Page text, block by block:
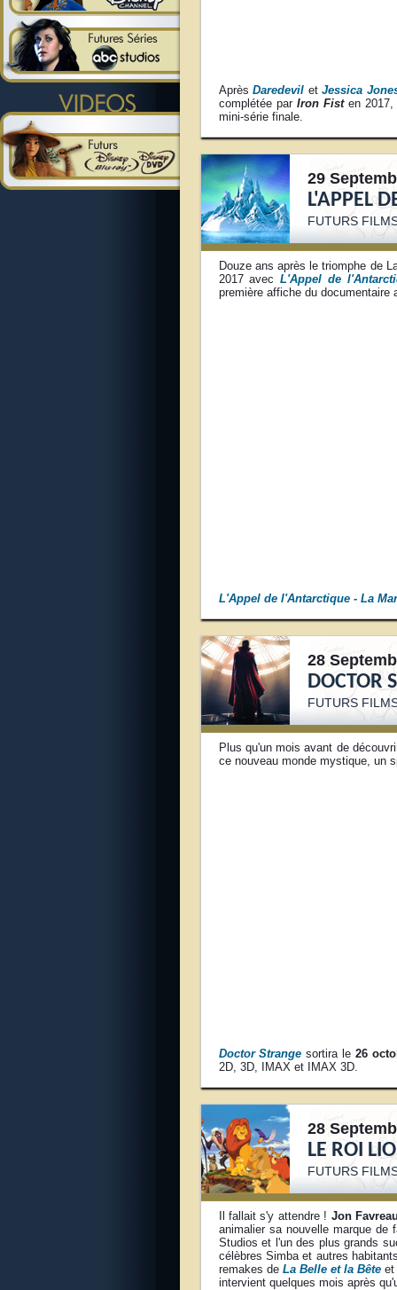
AprèsDaredevil etJessica
complétée par Iron Fisten 2017,
mini-série finale.
29
L'APPEL
FUTURS
Douze ans après le triomphe de
2017 avecL'Appel de
première affiche du
L'Appel de l'Antarctique - La
28
DOCTOR
FUTURS
Plus qu'un mois avant de
ce nouveau monde mystique, un
Doctor Strange sortira le 26
2D, 3D, IMAX et IMAX 3D.
28
LE ROI
FUTURS
Il fallait s'y attendre ! Jon
animalier sa nouvelle marque
Studios et l'un des plus grands
célèbres Simba et autres
remakes de La Belle et la Bête
intervient quelques mois après